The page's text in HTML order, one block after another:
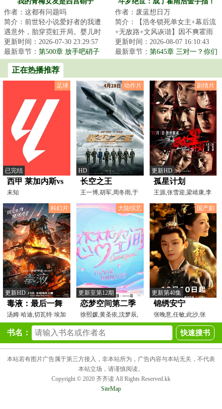
作者：这都有问题吗
简介：前世轻小说爱好者的我遭
遇意外，胎穿霓虹开局。婴儿时
期结识了隔壁新搬来的西宫一
家。三岁的硝子确...
更新时间：2026-07-30 23:29:57
最新章节： 第500章 放手吧硝子
酱，它浮不起来的
作者：废蓝想日万
简介：【浩冬锁死单女主+幕后流
+无敌路+文风诙谐】因不爽霍雨
浩被训狗，诸葛蓝穿越到天梦冰
蚕献祭时，成...
更新时间：2026-08-07 16:10:43
最新章节： 第645章 三对一？你们
正在热播推荐
足球
已完结
西甲 莱加内斯vs
奥萨苏纳
20250408
未知
动作片
HD
长空之王
王一博,胡军,周冬雨,于
适,卜钰,翟宇佳,王子
剧情片
更新HD
孤星计划
王源,张雪迎,梁靖康,李
晨,印小天,韩童生,余
科幻片
更新HD
毒液：最后一舞
汤姆·哈迪,切瓦特·埃加
福,朱诺·坦普尔,
大陆综艺
更新至第12期
恋梦空间第二季
徐熙媛,黄圣依,沈梦辰,
张铭恩,连淮伟,李诞,
国产剧
更新第40集
锦绣安宁
张晚意,任敏,此沙,张
瑶,芦芳生,赵子琪,戴娇
书名：
本站若有图片广告属于第三方接入，非本站所为，广告内容与本站无关，不代表
本站立场，请谨慎阅读。
Copyright © 2020 齐齐读 All Rights Reserved.kk
SiteMap